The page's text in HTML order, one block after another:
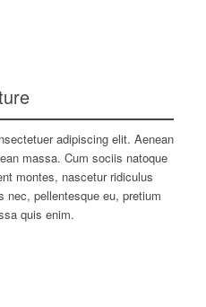
adipiscing elit. Aenean
massa. Cum sociis natoque
montes, nascetur ridiculus
nec, pellentesque eu, pretium
quis enim.